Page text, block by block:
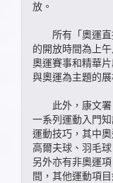
放。
所有「奧運直
的開放時間為上
奧運賽事和精華
與奧運為主題的
此外，康文署
一系列運動入門
運動技巧，其中
高爾夫球、羽毛
另外亦有非奧運
間，其他運動項